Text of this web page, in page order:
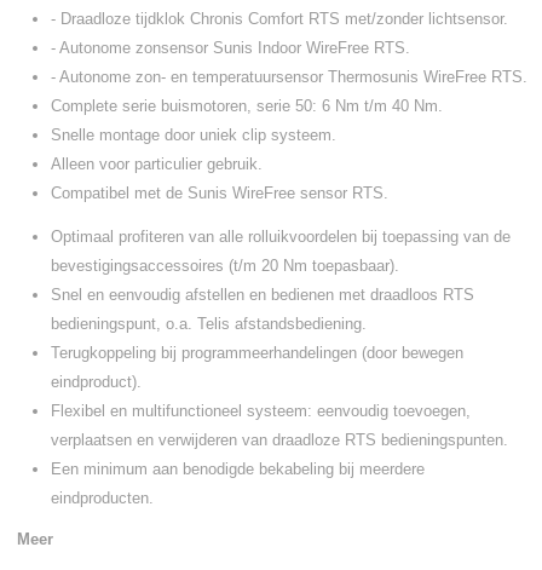
- Draadloze tijdklok Chronis Comfort RTS met/zonder lichtsensor.
- Autonome zonsensor Sunis Indoor WireFree RTS.
- Autonome zon- en temperatuursensor Thermosunis WireFree RTS.
Complete serie buismotoren, serie 50: 6 Nm t/m 40 Nm.
Snelle montage door uniek clip systeem.
Alleen voor particulier gebruik.
Compatibel met de Sunis WireFree sensor RTS.
Optimaal profiteren van alle rolluikvoordelen bij toepassing van de
bevestigingsaccessoires (t/m 20 Nm toepasbaar).
Snel en eenvoudig afstellen en bedienen met draadloos RTS
bedieningspunt, o.a. Telis afstandsbediening.
Terugkoppeling bij programmeerhandelingen (door bewegen
eindproduct).
Flexibel en multifunctioneel systeem: eenvoudig toevoegen,
verplaatsen en verwijderen van draadloze RTS bedieningspunten.
Een minimum aan benodigde bekabeling bij meerdere
eindproducten.
Meer